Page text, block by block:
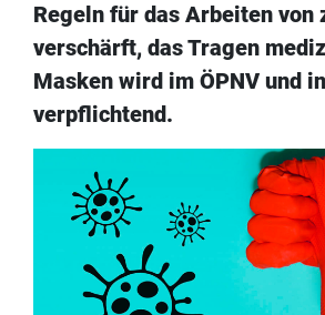
Regeln für das Arbeiten von
verschärft, das Tragen
Masken wird im ÖPNV und
verpflichtend.